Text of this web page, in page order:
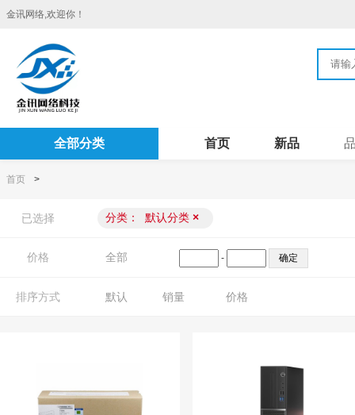
金讯网络,欢迎你！
全部分类 首页 新品
首页 >
已选择 分类： 默认分类 ×
价格 全部 -
排序方式 默认 销量 价格